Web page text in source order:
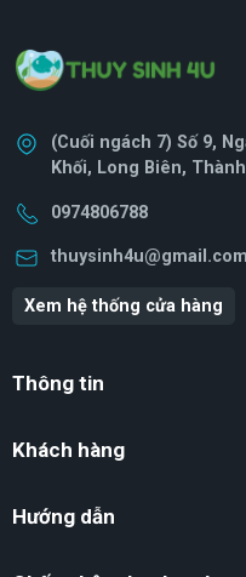
(Cuối ngách 7) Số 9,
Khối, Long Biên,
0974806788
thuysinh4u@gmail.com
Xem hệ thống cửa hàng
Thông tin
Khách hàng
Hướng dẫn